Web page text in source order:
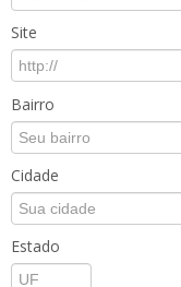
Site
Bairro
Cidade
Estado